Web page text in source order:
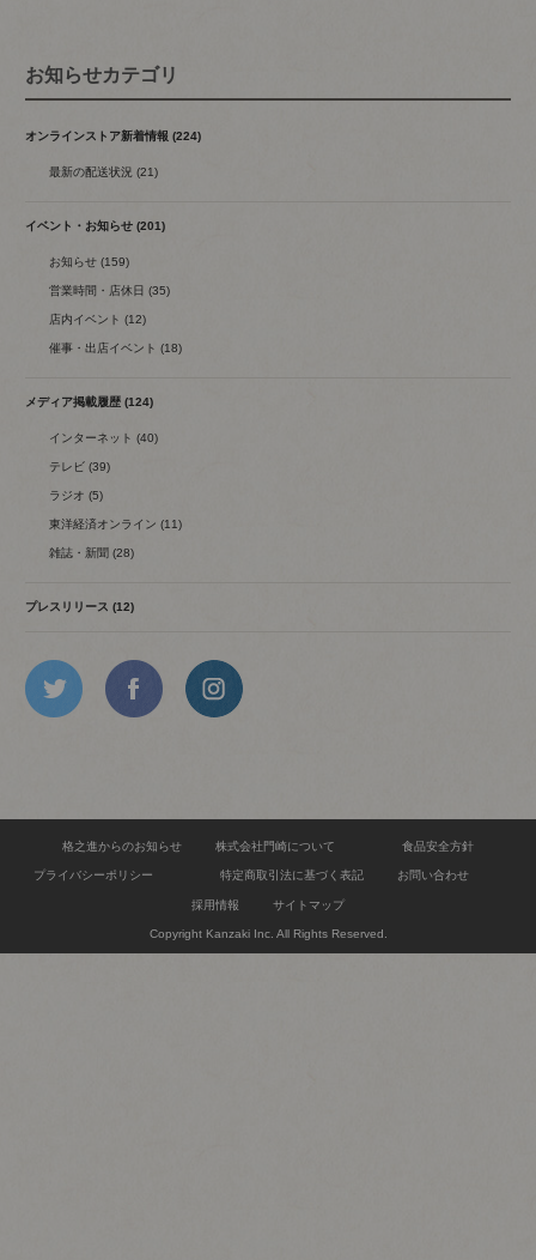
お知らせカテゴリ
オンラインストア新着情報 (224)
最新の配送状況 (21)
イベント・お知らせ (201)
お知らせ (159)
営業時間・店休日 (35)
店内イベント (12)
催事・出店イベント (18)
メディア掲載履歴 (124)
インターネット (40)
テレビ (39)
ラジオ (5)
東洋経済オンライン (11)
雑誌・新聞 (28)
プレスリリース (12)
格之進からのお知らせ 株式会社門崎について 食品安全方針
プライバシーポリシー 特定商取引法に基づく表記 お問い合わせ
採用情報 サイトマップ
Copyright Kanzaki Inc. All Rights Reserved.